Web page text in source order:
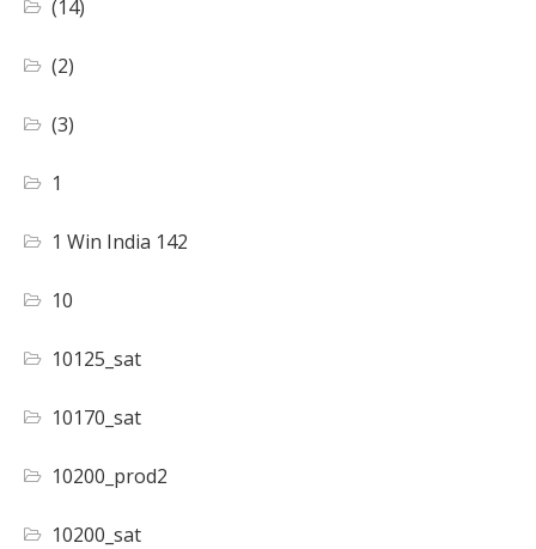
(14)
(2)
(3)
1
1 Win India 142
10
10125_sat
10170_sat
10200_prod2
10200_sat